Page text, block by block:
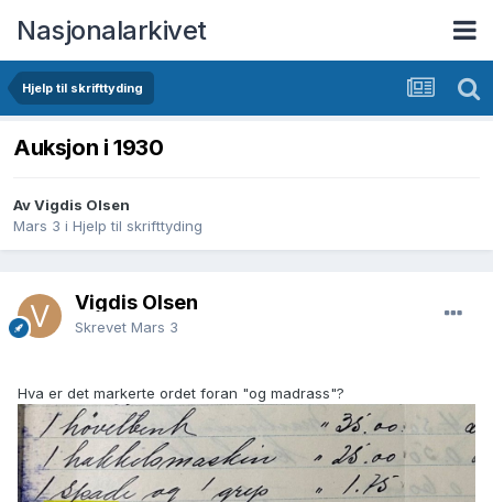
Nasjonalarkivet
Hjelp til skrifttyding
Auksjon i 1930
Av Vigdis Olsen
Mars 3 i Hjelp til skrifttyding
Vigdis Olsen
Skrevet Mars 3
Hva er det markerte ordet foran "og madrass"?